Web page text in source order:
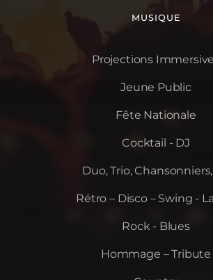
MUSIQUE
Projections
Jeune Public
Fête Nationale
Cocktail - DJ
Duo, Trio,
Rétro – Disco – Swing -
Rock - Blues
Hommage – Tribute